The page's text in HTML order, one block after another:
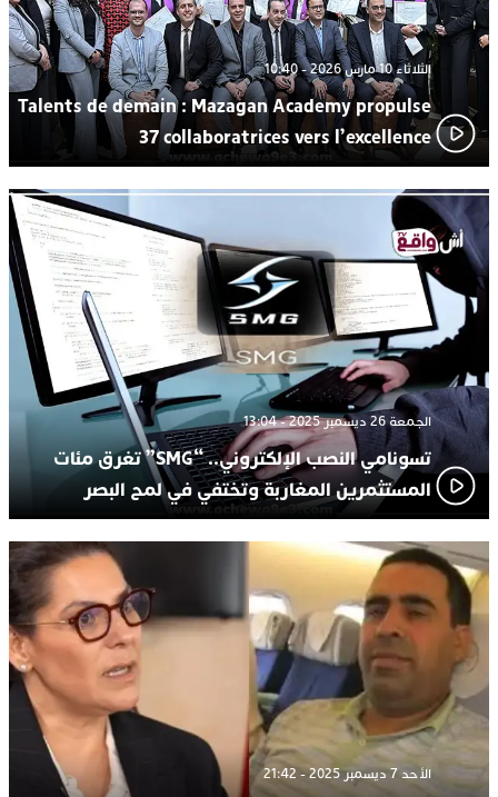
الثلاثاء 10 مارس 2026 - 10:40
Talents de demain : Mazagan Academy propulse
37 collaboratrices vers l’excellence
الجمعة 26 ديسمبر 2025 - 13:04
تسونامي النصب الإلكتروني.. “SMG” تغرق مئات
المستثمرين المغاربة وتختفي في لمح البصر
الأحد 7 ديسمبر 2025 - 21:42